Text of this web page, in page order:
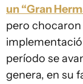
un “Gran
pero
período se
genera, en su